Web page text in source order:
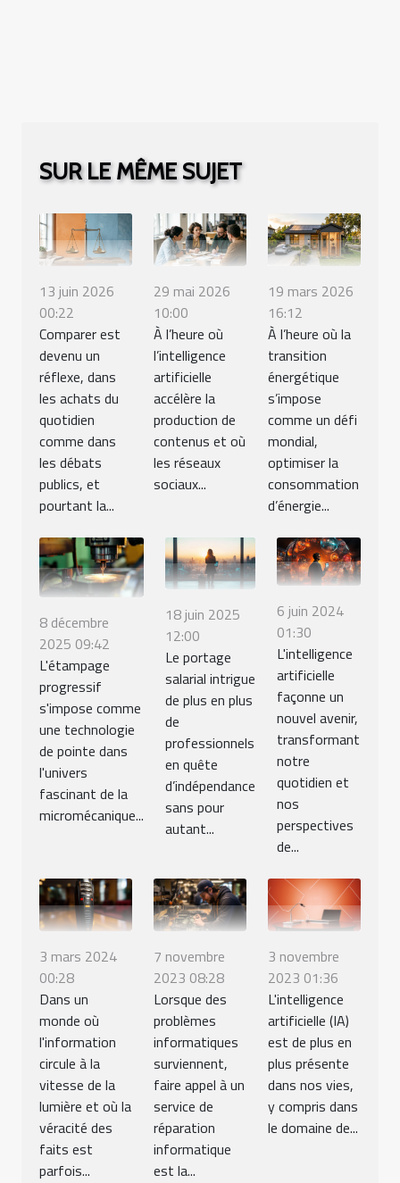
SUR LE MÊME SUJET
13 juin 2026
00:22
Comparer est
devenu un
réflexe, dans
les achats du
quotidien
comme dans
les débats
publics, et
pourtant la...
29 mai 2026
10:00
À l’heure où
l’intelligence
artificielle
accélère la
production de
contenus et où
les réseaux
sociaux...
19 mars 2026
16:12
À l’heure où la
transition
énergétique
s’impose
comme un défi
mondial,
optimiser la
consommation
d’énergie...
8 décembre
2025 09:42
L'étampage
progressif
s'impose comme
une technologie
de pointe dans
l'univers
fascinant de la
micromécanique...
18 juin 2025
12:00
Le portage
salarial intrigue
de plus en plus
de
professionnels
en quête
d’indépendance
sans pour
autant...
6 juin 2024
01:30
L'intelligence
artificielle
façonne un
nouvel avenir,
transformant
notre
quotidien et
nos
perspectives
de...
3 mars 2024
00:28
Dans un
monde où
l'information
circule à la
vitesse de la
lumière et où la
véracité des
faits est
parfois...
7 novembre
2023 08:28
Lorsque des
problèmes
informatiques
surviennent,
faire appel à un
service de
réparation
informatique
est la...
3 novembre
2023 01:36
L'intelligence
artificielle (IA)
est de plus en
plus présente
dans nos vies,
y compris dans
le domaine de...